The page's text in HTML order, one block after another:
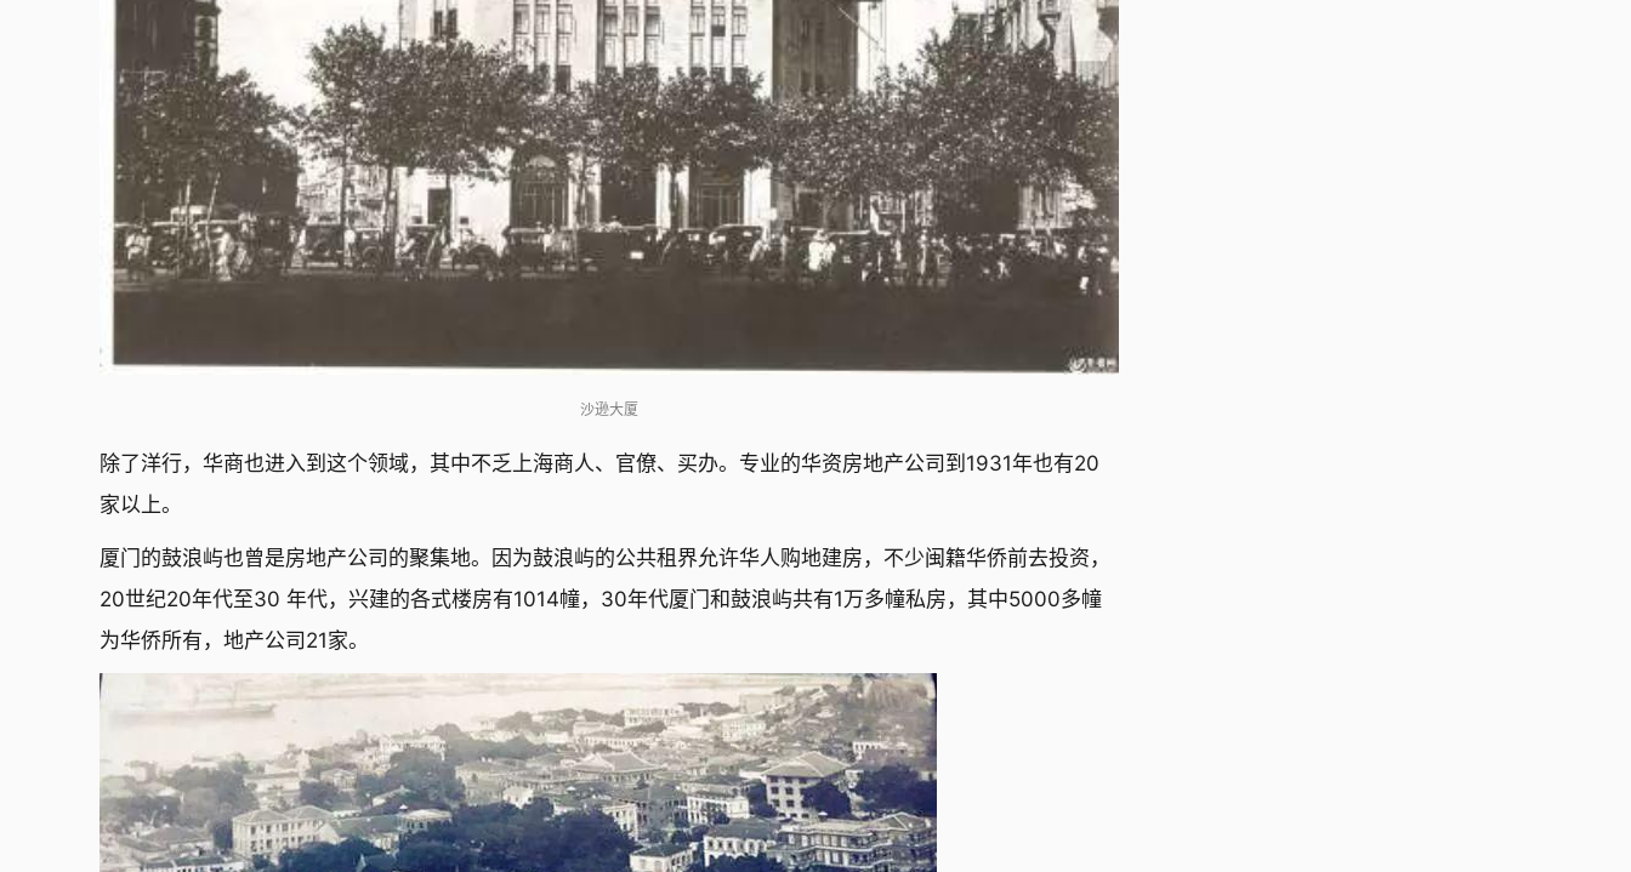
沙逊大厦
除了洋行，华商也进入到这个领域，其中不乏上海商人、官僚、买办。专业的华资房地产公司到1931年也有20
家以上。
厦门的鼓浪屿也曾是房地产公司的聚集地。因为鼓浪屿的公共租界允许华人购地建房，不少闽籍华侨前去投资，
20世纪20年代至30 年代，兴建的各式楼房有1014幢，30年代厦门和鼓浪屿共有1万多幢私房，其中5000多幢
为华侨所有，地产公司21家。